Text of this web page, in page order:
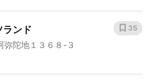
ランド
弥陀地１３６８-３
35